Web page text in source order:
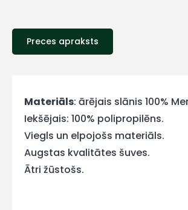
Preces apraksts
Materiāls: ārējais slānis 100%
Iekšējais: 100% polipropilēns.
Viegls un elpojošs materiāls.
Augstas kvalitātes šuves.
Ātri žūstošs.
ar
+